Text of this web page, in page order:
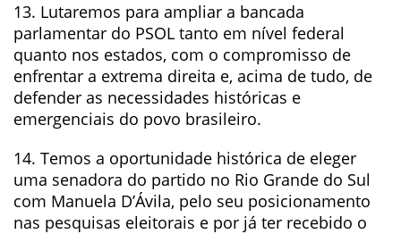
13. Lutaremos para ampliar a bancada
parlamentar do PSOL tanto em nível federal
quanto nos estados, com o compromisso de
enfrentar a extrema direita e, acima de tudo, de
defender as necessidades históricas e
emergenciais do povo brasileiro.
14. Temos a oportunidade histórica de eleger
uma senadora do partido no Rio Grande do Sul
com Manuela D’Ávila, pelo seu posicionamento
nas pesquisas eleitorais e por já ter recebido o